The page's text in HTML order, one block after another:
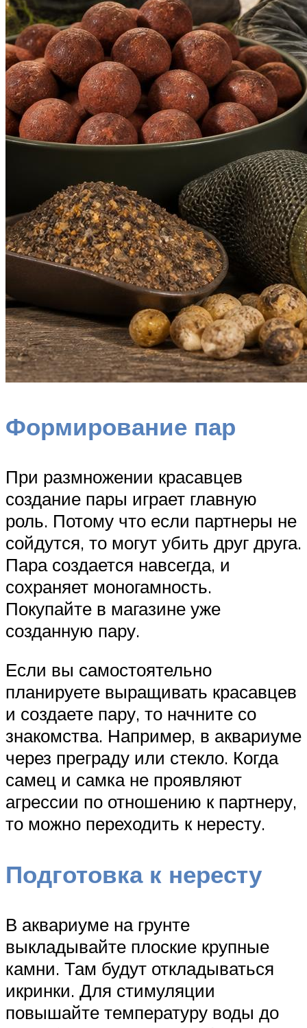
Формирование пар
При размножении красавцев
создание пары играет главную
роль. Потому что если партнеры не
сойдутся, то могут убить друг друга.
Пара создается навсегда, и
сохраняет моногамность.
Покупайте в магазине уже
созданную пару.
Если вы самостоятельно
планируете выращивать красавцев
и создаете пару, то начните со
знакомства. Например, в аквариуме
через преграду или стекло. Когда
самец и самка не проявляют
агрессии по отношению к партнеру,
то можно переходить к нересту.
Подготовка к нересту
В аквариуме на грунте
выкладывайте плоские крупные
камни. Там будут откладываться
икринки. Для стимуляции
повышайте температуру воды до